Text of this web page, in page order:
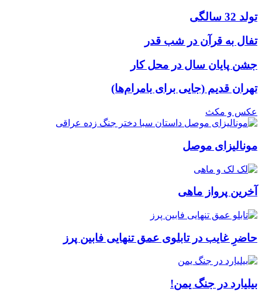
تولد 32 سالگی
تفال به قرآن در شب قدر
جشن پایان سال در محل کار
تهران قدیم (جایی برای بامرام‌ها)
عکس و مکث
مونالیزای موصل
آخرین پرواز ماهی
حاضرِ غایب در تابلوی عمق تنهایی فابین پرز
بیلیارد در جنگ یمن!